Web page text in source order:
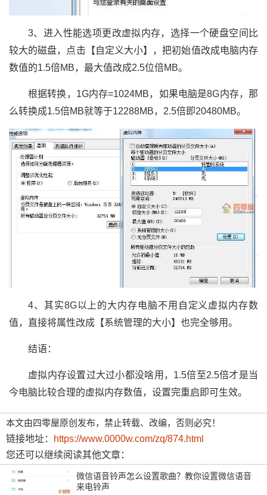
3、进入性能选项更改虚拟内存，选择一个硬盘空间比
较大的磁盘，点击【自定义大小】，把初始值改成电脑内存
数值的1.5倍MB，最大值改成2.5位倍MB。
根据转换，1G内存=1024MB，如果电脑是8G内存，那
么转换成1.5倍MB就等于12288MB，2.5倍即20480MB。
4、其实8G以上的大内存电脑不用自定义虚拟内存数
值，直接将属性改成【系统管理的大小】也完全够用。
结语：
虚拟内存设置过大过小都没啥用，1.5倍至2.5倍才是当
今电脑比较合理的虚拟内存数值，设置完重启即可生效。
本文由四零屋原创发布，禁止转载、改编，否则必究！
链接地址：
https://www.0000w.com/zq/874.html
您还可以继续阅读其他文章：
微信语音铃声怎么设置歌曲？教你设置微信语音
来电铃声